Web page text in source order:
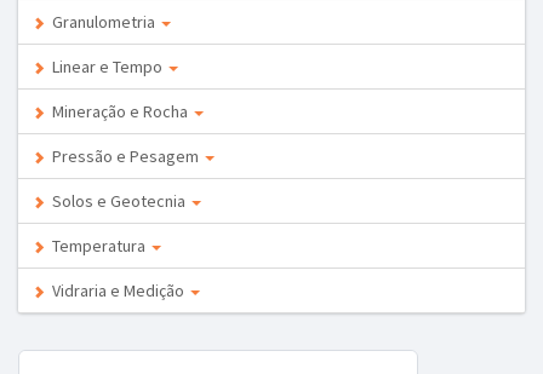
Granulometria
Linear e Tempo
Mineração e Rocha
Pressão e Pesagem
Solos e Geotecnia
Temperatura
Vidraria e Medição